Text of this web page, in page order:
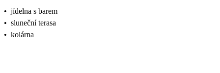
• jídelna s barem
• sluneční terasa
• kolárna